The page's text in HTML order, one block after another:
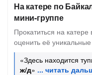
На катере по
мини-группе
Прокатиться на
оценить её
«Здесь находится
ж/д»